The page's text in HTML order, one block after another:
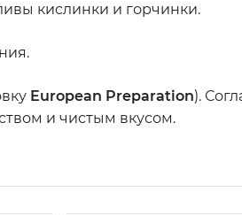
кислинки и горчинки.
European Preparation).
и чистым вкусом.